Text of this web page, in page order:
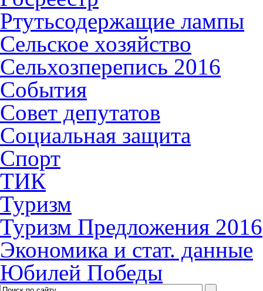
Ртутьсодержащие лампы
Сельское хозяйство
Сельхозперепись 2016
События
Совет депутатов
Социальная защита
Спорт
ТИК
Туризм
Туризм Предложения 2016
Экономика и стат. данные
Юбилей Победы